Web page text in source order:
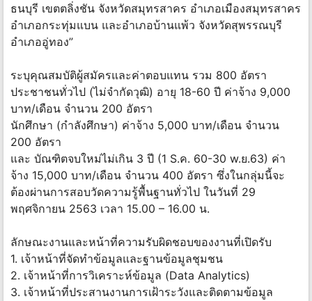
ธนบุรี เขตตลิ่งชัน จังหวัดสมุทรสาคร อำเภอเมืองสมุทรสาคร
อำเภอกระทุ่มแบน และอำเภอบ้านแพ้ว จังหวัดสุพรรณบุรี
อำเภออู่ทอง”
ระบุคุณสมบัติผู้สมัครและค่าตอบแทน รวม 800 อัตรา
ประชาชนทั่วไป (ไม่จำกัดวุฒิ) อายุ 18-60 ปี ค่าจ้าง 9,000
บาท/เดือน จำนวน 200 อัตรา
นักศึกษา (กำลังศึกษา) ค่าจ้าง 5,000 บาท/เดือน จำนวน
200 อัตรา
และ บัณฑิตจบใหม่ไม่เกิน 3 ปี (1 S.ค. 60-30 w.ย.63) ค่า
จ้าง 15,000 บาท/เดือน จำนวน 400 อัตรา ซึ่งในกลุ่มนี้จะ
ต้องผ่านการสอบวัดความรู้พื้นฐานทั่วไป ในวันที่ 29
พฤศจิกายน 2563 เวลา 15.00 – 16.00 น.
ลักษณะงานและหน้าที่ความรับผิดชอบของงานที่เปิดรับ
1. เจ้าหน้าที่จัดทำข้อมูลและฐานข้อมูลชุมชน
2. เจ้าหน้าที่การวิเคราะห์ข้อมูล (Data Analytics)
3. เจ้าหน้าที่ประสานงานการเฝ้าระวังและติดตามข้อมูล